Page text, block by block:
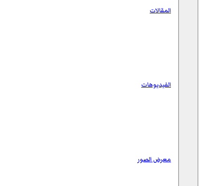
المقالات
الفيديوهات
معرض الصور